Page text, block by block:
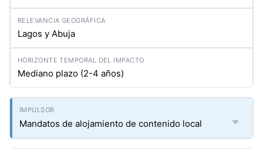
Lagos y Abuja
Mediano plazo (2-4 años)
Mandatos de alojamiento de contenido local